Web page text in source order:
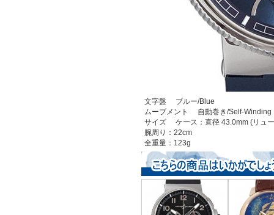
文字盤 ブルー/Blue
ムーブメント 自動巻き/Self-Winding
サイズ ケース：直径 43.0mm (リュ
腕周り：22cm
全重量：123g